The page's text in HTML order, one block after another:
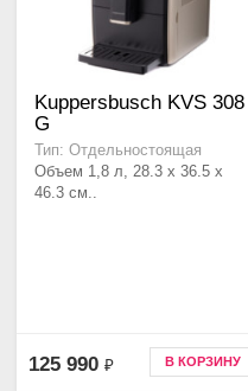
Kuppersbusch KVS 308
G
Тип: Отдельностоящая
Объем 1,8 л, 28.3 x 36.5 x
46.3 см..
125 990 ₽ В КОРЗИНУ